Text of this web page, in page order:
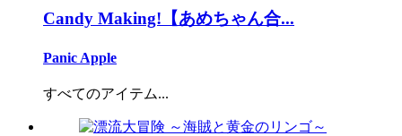
Candy Making!【あめちゃん合...
Panic Apple
すべてのアイテム...